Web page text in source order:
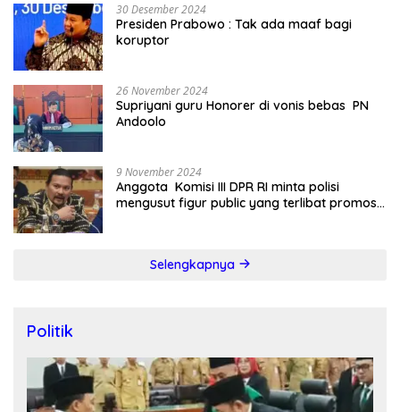
30 Desember 2024
Presiden Prabowo : Tak ada maaf bagi
koruptor
26 November 2024
Supriyani guru Honorer di vonis bebas PN
Andoolo
9 November 2024
Anggota Komisi III DPR RI minta polisi
mengusut figur public yang terlibat promosi
Selengkapnya
Politik